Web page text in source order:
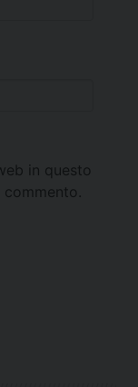
in questo